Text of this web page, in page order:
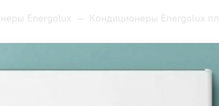
Energolux — Кондиционеры Energolux
м2 до 30 м², в